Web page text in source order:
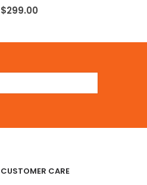
5.00out of 5
$299.00
CUSTOMER CARE